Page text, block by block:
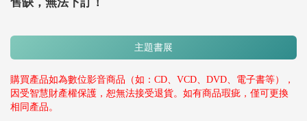
主題書展
購買產品如為數位影音商品（如：CD、VCD、DVD、電子書等），
因受智慧財產權保護，恕無法接受退貨。如有商品瑕疵，僅可更換
相同產品。